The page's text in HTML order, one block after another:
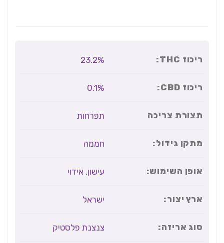
ריכוז THC: 23.2%
ריכוז CBD: 0.1%
תצורת צריכה תפרחות
מתקן גידול: חממה
אופן השימוש: עישון,אידוי
ארץ יצור: ישראל
סוג אריזה: צנצנת פלסטיק